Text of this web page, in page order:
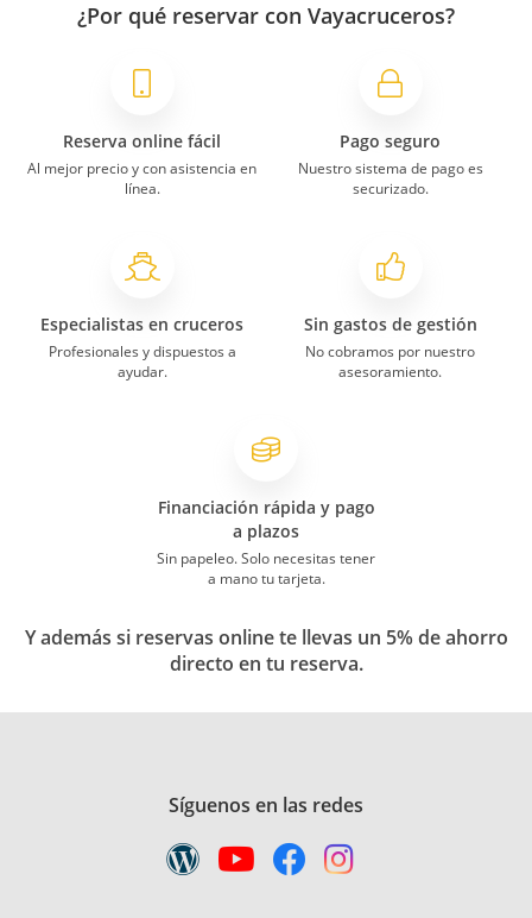
¿Por qué reservar con Vayacruceros?
Reserva online fácil
Al mejor precio y con asistencia en
línea.
Pago seguro
Nuestro sistema de pago es
securizado.
Especialistas en cruceros
Profesionales y dispuestos a
ayudar.
Sin gastos de gestión
No cobramos por nuestro
asesoramiento.
Financiación rápida y pago
a plazos
Sin papeleo. Solo necesitas tener
a mano tu tarjeta.
Y además si reservas online te llevas un 5% de ahorro
directo en tu reserva.
Síguenos en las redes